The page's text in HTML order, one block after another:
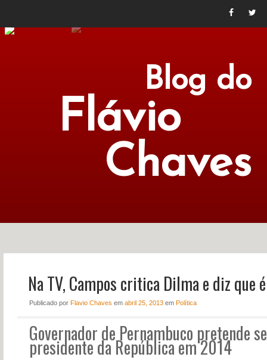
Blog do
Flávio
Chaves
NOTÍCIAS PERFIL
CONTATO
Na TV, Campos critica Dilma e diz que
Publicado por Flavio Chaves em abril 25, 2013em Política
Governador de Pernambuco pretende
presidente da República em 2014